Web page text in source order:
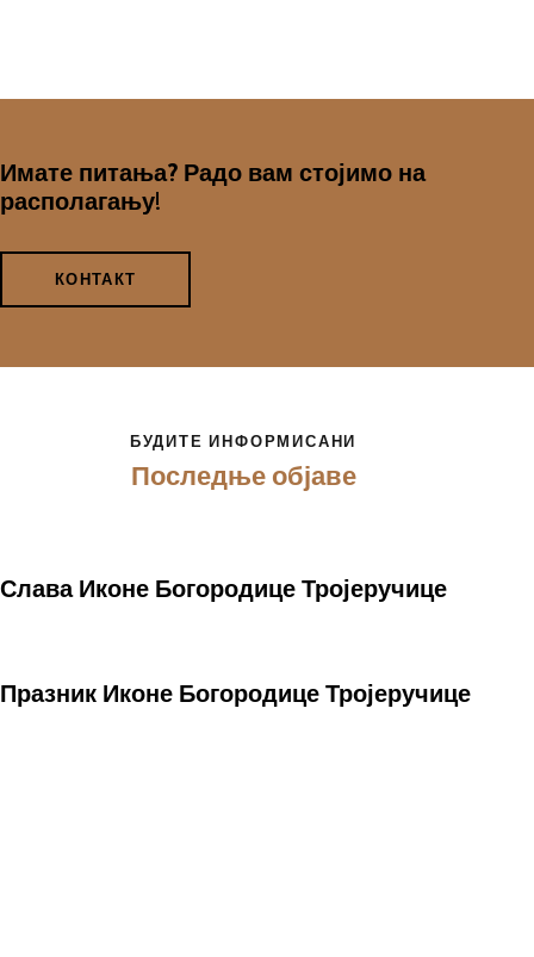
Имате питања? Радо вам стојимо на
располагању!
КОНТАКТ
БУДИТЕ ИНФОРМИСАНИ
Последње објаве
Слава Иконе Богородице Тројеручице
Празник Иконе Богородице Тројеручице